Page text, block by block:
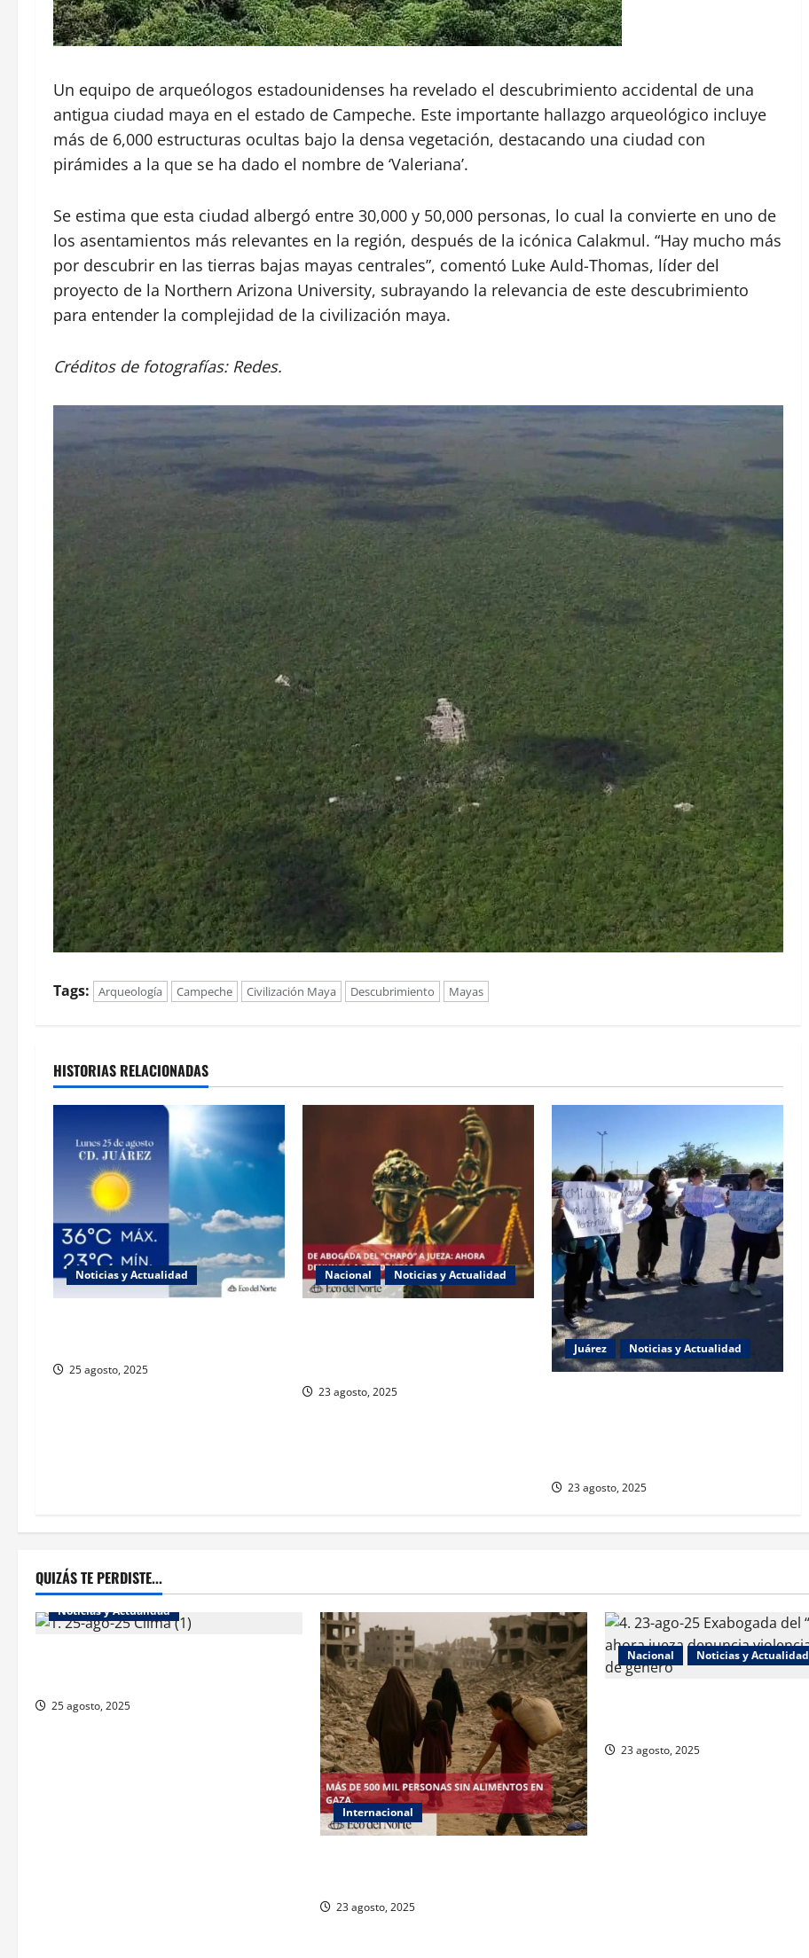
Un equipo de arqueólogos estadounidenses ha revelado el descubrimiento accidental de una
antigua ciudad maya en el estado de Campeche. Este importante hallazgo arqueológico incluye
más de 6,000 estructuras ocultas bajo la densa vegetación, destacando una ciudad con
pirámides a la que se ha dado el nombre de ‘Valeriana’.
Se estima que esta ciudad albergó entre 30,000 y 50,000 personas, lo cual la convierte en uno de
los asentamientos más relevantes en la región, después de la icónica Calakmul. “Hay mucho más
por descubrir en las tierras bajas mayas centrales”, comentó Luke Auld-Thomas, líder del
proyecto de la Northern Arizona University, subrayando la relevancia de este descubrimiento
para entender la complejidad de la civilización maya.
Créditos de fotografías: Redes.
Tags: Arqueología Campeche Civilización Maya Descubrimiento Mayas
HISTORIAS RELACIONADAS
Noticias y Actualidad
25 agosto, 2025
Nacional Noticias y Actualidad
23 agosto, 2025
Juárez Noticias y Actualidad
23 agosto, 2025
QUIZÁS TE PERDISTE...
Noticias y Actualidad
25 agosto, 2025
Internacional
23 agosto, 2025
Nacional Noticias y Actualidad
23 agosto, 2025